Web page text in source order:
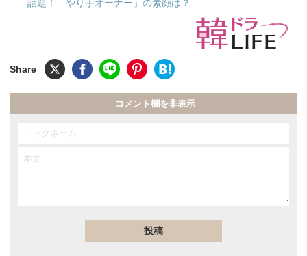
話題！「やり手オーナー」の素顔は？
コメント欄を非表示